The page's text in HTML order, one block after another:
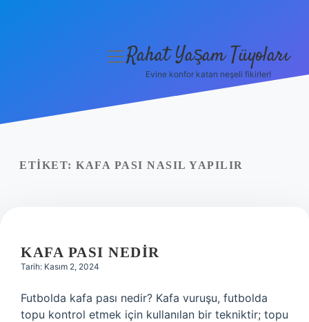
Yasal Uyarı
menüyü
Rahat Yaşam Tüyoları
Evine konfor katan neşeli fikirler!
ETIKET: KAFA PASI NASIL YAPILIR
KAFA PASI NEDIR
Tarih: Kasım 2, 2024
Futbolda kafa pası nedir? Kafa vuruşu, futbolda
topu kontrol etmek için kullanılan bir tekniktir; topu